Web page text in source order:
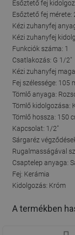
Esőztető fej
Esőztető fej mérete:
Kézi zuhanyfej
Kézi zuhanyfej
Funkciók száma: 1
Csatlakozás: G 1/2"
Kézi zuhanyfej
Fej szélessége: 105
Tömlő anyaga:
Tömlő kidolgozása:
Tömlő hossza: 150
Kapcsolat: 1/2"
Sárgaréz
Rugalmasságával
Csaptelep anyaga:
Fej: Kerámia
Kidolgozás: Króm
A termékben